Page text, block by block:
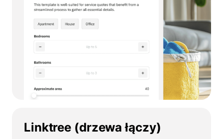
Linktree (drzewa łączy)